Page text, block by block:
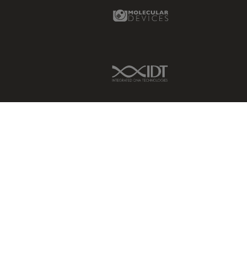
Molecular Devices Link
IDT Link